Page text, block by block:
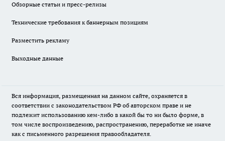
Обзорные статьи и пресс-релизы
Технические требования к баннерным позициям
Разместить рекламу
Выходные данные
Вся информация, размещенная на данном сайте, охраняется в
соответствии с законодательством РФ об авторском праве и не
подлежит использованию кем-либо в какой бы то ни было форме, в
том числе воспроизведению, распространению, переработке не иначе
как с письменного разрешения правообладателя.